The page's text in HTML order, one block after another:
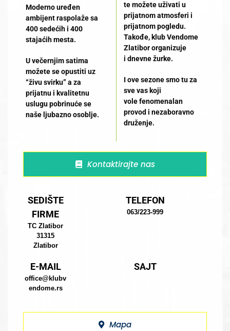
Moderno uređen
ambijent raspolaže sa
400 sedećih i 400
stajaćih mesta.
U večernjim satima
možete se opustiti uz
“živu svirku” a za
prijatnu i kvalitetnu
uslugu pobrinuće se
naše ljubazno osoblje.
te možete uživati u
prijatnom atmosferi i
prijatnom pogledu.
Takođe, klub Vendome
Zlatibororganizuje
i dnevne žurke.
I ove sezone smo tu za
sve vas koji
volefenomenalan
provod i nezaboravno
druženje.
Kontaktirajte nas
SEDIŠTE
FIRME
TC Zlatibor
31315
Zlatibor
TELEFON
063/223-999
E-MAIL
office@klubv
endome.rs
SAJT
Mapa